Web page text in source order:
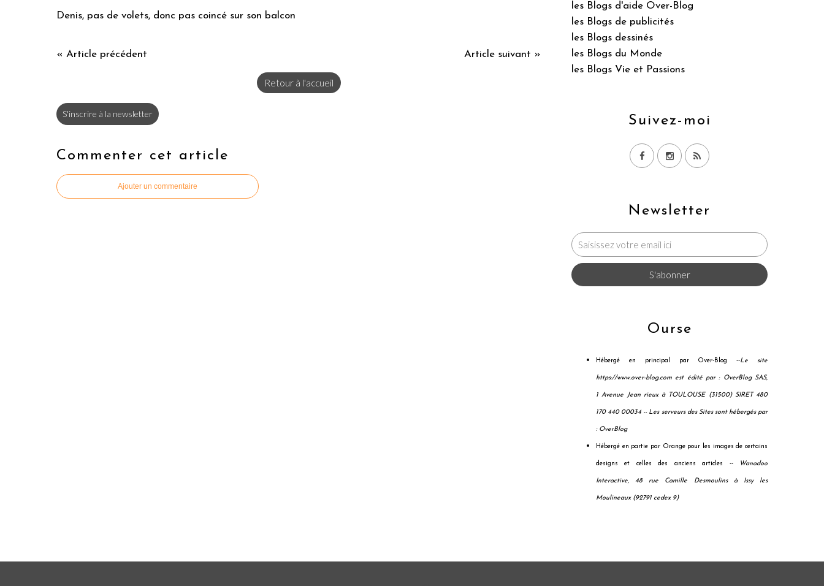
Denis, pas de volets, donc pas coincé sur son balcon
« Article précédent Article suivant »
Retour à l'accueil
S'inscrire à la newsletter
Commenter cet article
Ajouter un commentaire
Newsletter
les Blogs d'aide Over-Blog
les Blogs de publicités
les Blogs dessinés
les Blogs du Monde
les Blogs Vie et Passions
Suivez-moi
Ourse
Hébergé en principal par Over-Blog --Le site
https://www.over-blog.com est édité par : OverBlog SAS,
1 Avenue Jean rieux à TOULOUSE (31500) SIRET 480
170 440 00034 -- Les serveurs des Sites sont hébergés par
: OverBlog
Hébergé en partie par Orange pour les images de certains
designs et celles des anciens articles -- Wanadoo
Interactive, 48 rue Camille Desmoulins à Issy les
Moulineaux (92791 cedex 9)